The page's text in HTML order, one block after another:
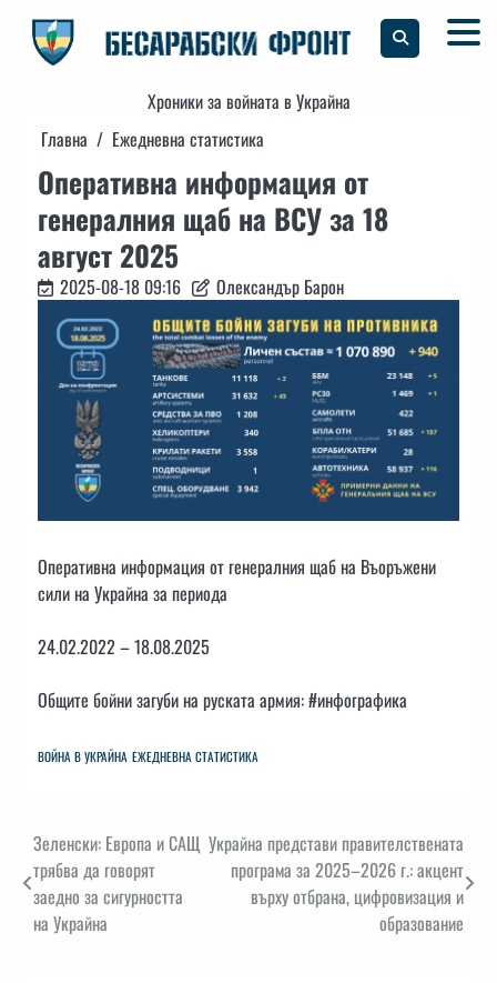
content
Хроники за войната в Украйна
Главна
Ежедневна статистика
Оперативна информация от
генералния щаб на ВСУ за 18
август 2025
2025-08-18 09:16 Олександър Барон
Оперативна информация от генералния щаб на Въоръжени
сили на Украйна за периода
24.02.2022 – 18.08.2025
Общите бойни загуби на руската армия: #инфографика
ВОЙНА В УКРАЙНА ЕЖЕДНЕВНА СТАТИСТИКА
Навигация
Зеленски: Европа и САЩ
трябва да говорят
заедно за сигурността
на Украйна
Украйна представи правителствената
програма за 2025–2026 г.: акцент
върху отбрана, цифровизация и
образование